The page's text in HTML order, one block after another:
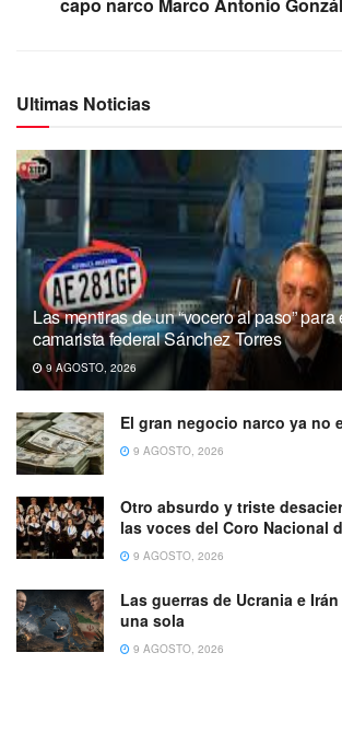
Ultimas Noticias
Las mentiras de un “vocero al paso”
camarista federal Sánchez Torres
9 AGOSTO, 2026
El gran negocio narco ya no
9 AGOSTO, 2026
Otro absurdo y triste
las voces del Coro Nacional
9 AGOSTO, 2026
Las guerras de Ucrania e
una sola
9 AGOSTO, 2026